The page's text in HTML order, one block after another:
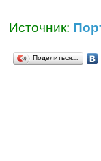
Источник:
Поделиться…